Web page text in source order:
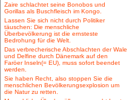
Zaire schlachtet seine Bonobos und
Gorillas als Buschfleisch im Kongo.
Lassen Sie sich nicht durch Politiker
täuschen: Die menschliche
Überbevölkerung ist die ernsteste
Bedrohung für die Welt.
Das verbrecherische Abschlachten der Wale
und Delfine durch Dänemark auf den
Faröer Inseln(= EU), muss sofort beendet
werden.
Sie haben Recht, also stoppen Sie die
menschlichen Bevölkerungsexplosion um
die Natur zu retten.